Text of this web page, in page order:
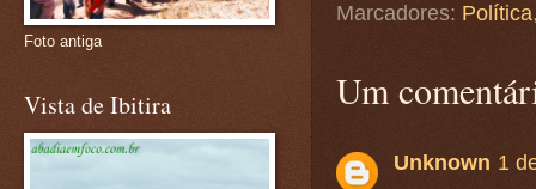
Marcadores: Política
Um
Unknown 1
Foto antiga
Vista de Ibitira